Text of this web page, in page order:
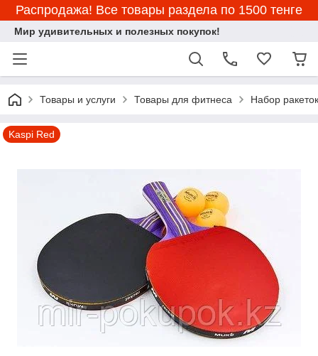
Распродажа! Все товары раздела по 1500 тенге
Мир удивительных и полезных покупок!
Товары и услуги Товары для фитнеса Набор
Kaspi Red